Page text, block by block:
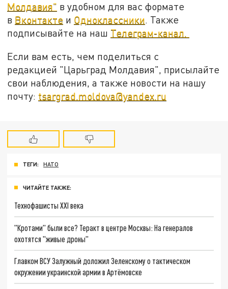
Молдавия" в удобном для вас формате
в Вконтакте и Одноклассники. Также
подписывайте на наш Телеграм-канал.
Если вам есть, чем поделиться с
редакцией "Царьград Молдавия", присылайте
свои наблюдения, а также новости на нашу
почту: tsargrad.moldova@yandex.ru
ТЕГИ: НАТО
ЧИТАЙТЕ ТАКЖЕ:
Технофашисты XXI века
"Кротами" были все? Теракт в центре Москвы: На генералов
охотятся "живые дроны"
Главком ВСУ Залужный доложил Зеленскому о тактическом
окружении украинской армии в Артёмовске